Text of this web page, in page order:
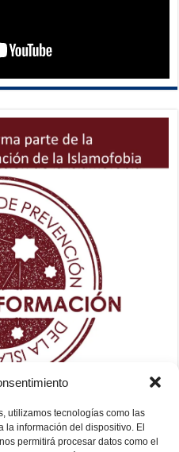
utilizamos tecnologías como las
la información del dispositivo. El
permitirá procesar datos como el